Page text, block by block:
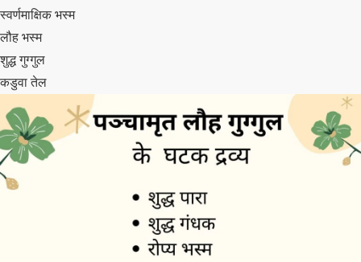
स्वर्णमाक्षिक भस्म
लौह भस्म
शुद्ध गुग्गुल
कडुवा तेल